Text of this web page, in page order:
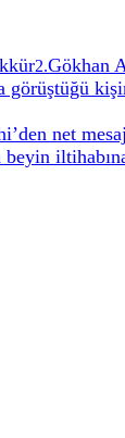
2.Gökhan
görüştüğü
net